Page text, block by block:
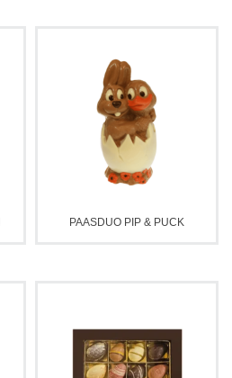
PAASDUO PIP & PUCK